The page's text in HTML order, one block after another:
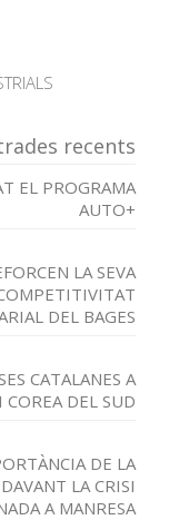
recents
EL PROGRAMA
AUTO+
LA SEVA
DEL BAGES
CATALANES A
DEL SUD
DE LA
LA CRISI
A MANRESA